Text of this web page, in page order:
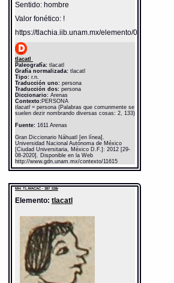
Sentido: hombre
Valor fonético: !
https://tlachia.iib.unam.mx/elemento/01.01.01
tlacatl
Paleografía:tlacatl
Grafía normalizada:tlacatl
Tipo:r.n.
Traducción uno:persona
Traducción dos:persona
Diccionario: Arenas
Contexto:PERSONA
tlacatl = persona (Palabras que comunmente se
suelen dezir nombrando diversas cosas: 2, 133)
Fuente:1611 Arenas
Gran Diccionario Náhuatl [en línea].
Universidad Nacional Autónoma de México
[Ciudad Universitaria, México D.F.]: 2012 [29-
08-2020]. Disponible en la Web
http://www.gdn.unam.mx/contexto/11615
MH: TLAYACAC - 387_538r
Elemento: tlacatl